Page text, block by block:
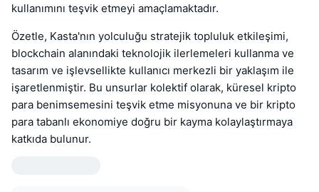
kullanımını teşvik etmeyi amaçlamaktadır.
Özetle, Kasta'nın yolculuğu stratejik topluluk etkileşimi,
blockchain alanındaki teknolojik ilerlemeleri kullanma ve
tasarım ve işlevsellikte kullanıcı merkezli bir yaklaşım ile
işaretlenmiştir. Bu unsurlar kolektif olarak, küresel kripto
para benimsemesini teşvik etme misyonuna ve bir kripto
para tabanlı ekonomiye doğru bir kayma kolaylaştırmaya
katkıda bulunur.